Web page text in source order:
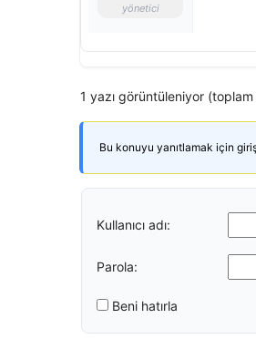
yönetici
1 yazı görüntüleniyor (toplam
Bu konuyu yanıtlamak için giriş
Kullanıcı adı:
Parola:
Beni hatırla